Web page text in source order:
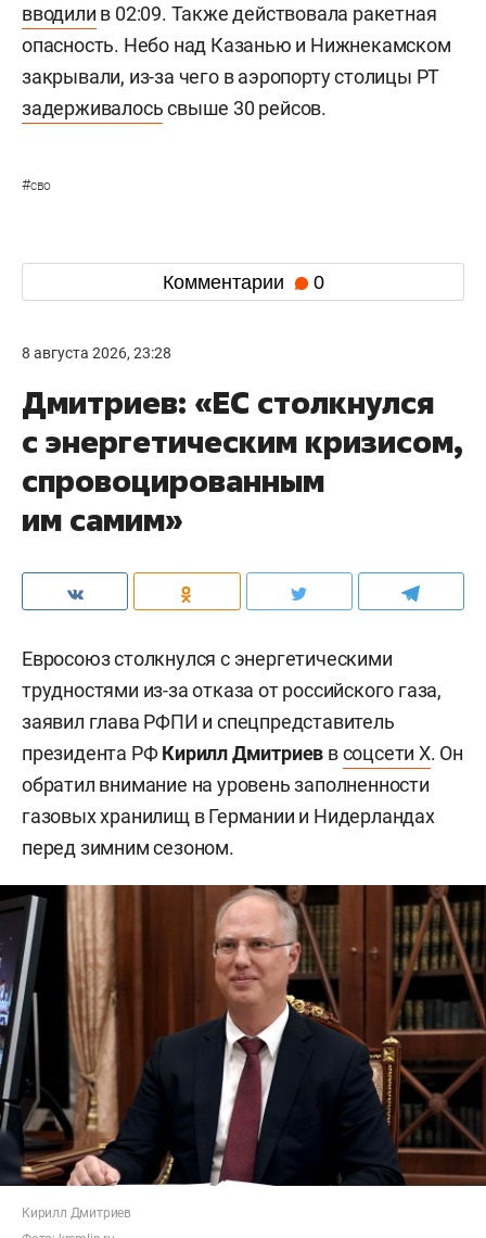
вводили в 02:09. Также действовала ракетная
опасность. Небо над Казанью и Нижнекамском
закрывали, из-за чего в аэропорту столицы РТ
задерживалосьсвыше 30 рейсов.
#сво
Комментарии 0
8 августа 2026, 23:28
Дмитриев: «ЕС столкнулся
с энергетическим кризисом,
спровоцированным
им самим»
Евросоюз столкнулся с энергетическими
трудностями из-за отказа от российского газа,
заявил глава РФПИ и спецпредставитель
президента РФКирилл Дмитриев всоцсети X. Он
обратил внимание на уровень заполненности
газовых хранилищ в Германии и Нидерландах
перед зимним сезоном.
Кирилл Дмитриев